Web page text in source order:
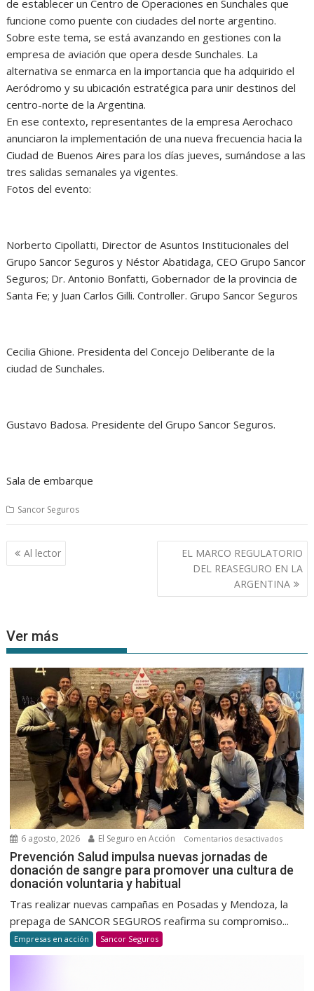
de establecer un Centro de Operaciones en Sunchales que
funcione como puente con ciudades del norte argentino.
Sobre este tema, se está avanzando en gestiones con la
empresa de aviación que opera desde Sunchales. La
alternativa se enmarca en la importancia que ha adquirido el
Aeródromo y su ubicación estratégica para unir destinos del
centro-norte de la Argentina.
En ese contexto, representantes de la empresa Aerochaco
anunciaron la implementación de una nueva frecuencia hacia la
Ciudad de Buenos Aires para los días jueves, sumándose a las
tres salidas semanales ya vigentes.
Fotos del evento:
Norberto Cipollatti, Director de Asuntos Institucionales del
Grupo Sancor Seguros y Néstor Abatidaga, CEO Grupo Sancor
Seguros; Dr. Antonio Bonfatti, Gobernador de la provincia de
Santa Fe; y Juan Carlos Gilli. Controller. Grupo Sancor Seguros
Cecilia Ghione. Presidenta del Concejo Deliberante de la
ciudad de Sunchales.
Gustavo Badosa. Presidente del Grupo Sancor Seguros.
Sala de embarque
Sancor Seguros
Navegación
de
Al lector
EL MARCO REGULATORIO
DEL REASEGURO EN LA
ARGENTINA
Ver más
6 agosto, 2026 El Seguro en Acción Comentarios desactivadosen
Salud
Prevención Salud impulsa nuevas jornadas de
donación de sangre para promover una cultura de
donación voluntaria y habitual
Tras realizar nuevas campañas en Posadas y Mendoza, la
prepaga de SANCOR SEGUROS reafirma su compromiso...
Empresas en acción Sancor Seguros